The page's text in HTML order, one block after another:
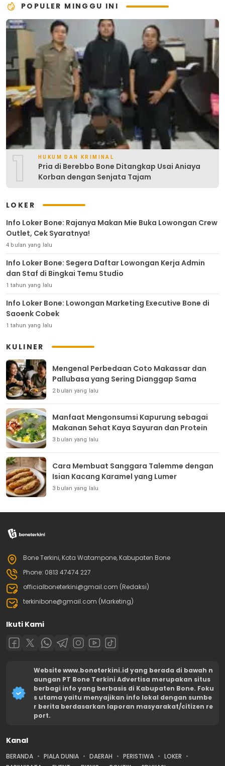
POPULER MINGGU INI
1 HUKUM DAN KRIMINAL
Pria di Berebbo Bone Ditangkap Usai Aniaya
Korban dengan Senjata Tajam
LOKER
Info Loker Bone: Rajanya Makan Mie Buka Lowongan Crew
Outlet, Cek Syaratnya!
4 bulan yang lalu
Info Loker Bone: Segera Daftar Lowongan Kerja Admin
dan Staf di Bingkai Temu Studio
1 tahun yang lalu
Info Loker Bone: Lowongan Marketing Executive Bone di
Saoenk Cobek
1 tahun yang lalu
KULINER
Mengenal Perbedaan Coto Makassar dan
Pallubasa yang Sering Dianggap Sama
2 bulan yang lalu
Manfaat Mengonsumsi Kapurung sebagai
Makanan Sehat Kaya Sayuran dan Protein
3 bulan yang lalu
Cara Membuat Sanggara Talemme dengan
Isian Kacang Karamel yang Lumer
3 bulan yang lalu
Bone Terkini, Kota Watampone, Kabupaten Bone
Phone: 0813 47474 227
officialboneterkini@gmail.com (Redaksi)
terkinibone@gmail.com (Marketing)
Ikuti Kami
Website www.boneterkini.id yang berada di bawah n
aungan PT Bone Terkini Advertisa merupakan situs
berbagi info yang berbasis di Kabupaten Bone. Foku
s utama yaitu menyajikan info lokal dengan sumbe
r berita berdasarkan laporan masyarakat/citizen re
port.
Kanal
BERANDA PIALA DUNIA DAERAH PERISTIWA
LOKER